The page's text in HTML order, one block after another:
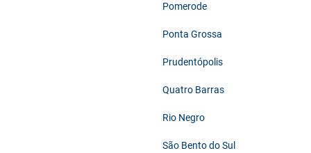
Pomerode
Ponta Grossa
Prudentópolis
Quatro Barras
Rio Negro
São Bento do Sul